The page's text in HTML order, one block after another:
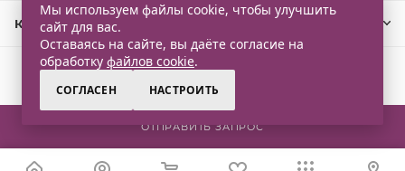
ОТПРАВИТЬ ЗАПРОС
КЛИЕНТАМ
Мы используем файлы cookie, чтобы улучшить
сайт для вас.
Оставаясь на сайте, вы даёте согласие на
обработку файлов cookie.
СОГЛАСЕН НАСТРОИТЬ